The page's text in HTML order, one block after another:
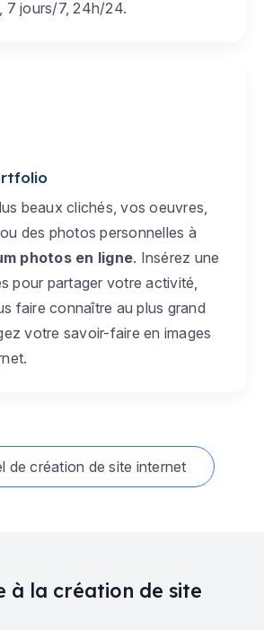
7 jours/7, 24h/24.
beaux clichés, vos oeuvres,
des photos personnelles à
photos en ligne. Insérez une
pour partager votre activité,
faire connaître au plus grand
votre savoir-faire en images
de création de site internet
à la création de site